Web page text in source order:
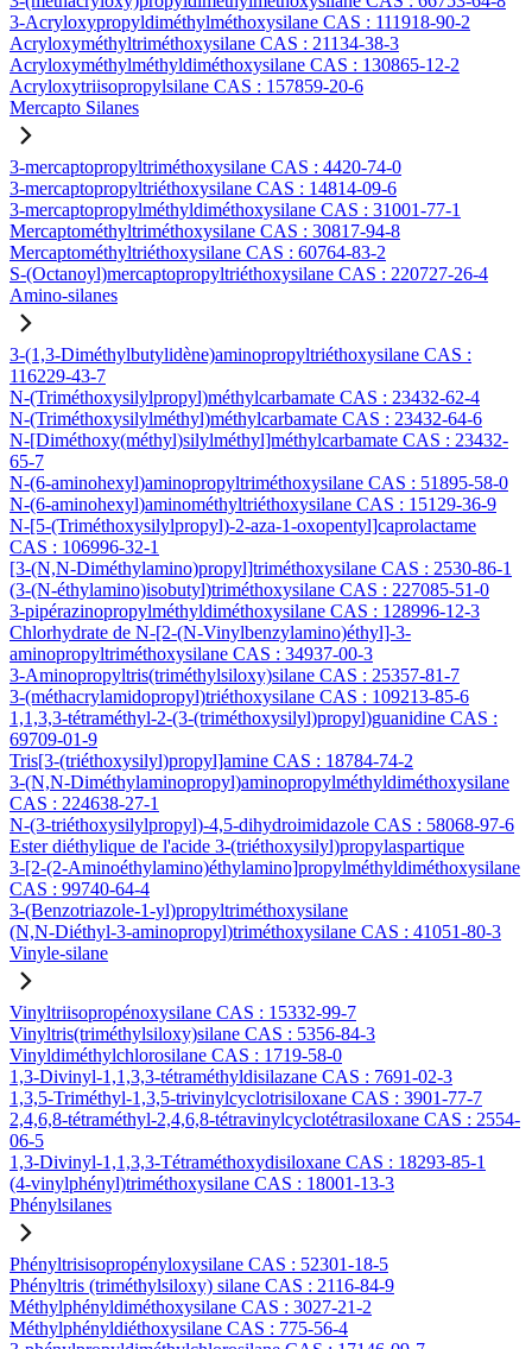
3-Acryloxypropyldiméthylméthoxysilane CAS : 111918-90-2
Acryloxyméthyltriméthoxysilane CAS : 21134-38-3
Acryloxyméthylméthyldiméthoxysilane CAS : 130865-12-2
Acryloxytriisopropylsilane CAS : 157859-20-6
Mercapto Silanes
3-mercaptopropyltriméthoxysilane CAS : 4420-74-0
3-mercaptopropyltriéthoxysilane CAS : 14814-09-6
3-mercaptopropylméthyldiméthoxysilane CAS : 31001-77-1
Mercaptométhyltriméthoxysilane CAS : 30817-94-8
Mercaptométhyltriéthoxysilane CAS : 60764-83-2
S-(Octanoyl)mercaptopropyltriéthoxysilane CAS : 220727-26-4
Amino-silanes
3-(1,3-Diméthylbutylidène)aminopropyltriéthoxysilane CAS :
116229-43-7
N-(Triméthoxysilylpropyl)méthylcarbamate CAS : 23432-62-4
N-(Triméthoxysilylméthyl)méthylcarbamate CAS : 23432-64-6
N-[Diméthoxy(méthyl)silylméthyl]méthylcarbamate CAS : 23432-
65-7
N-(6-aminohexyl)aminopropyltriméthoxysilane CAS : 51895-58-0
N-(6-aminohexyl)aminométhyltriéthoxysilane CAS : 15129-36-9
N-[5-(Triméthoxysilylpropyl)-2-aza-1-oxopentyl]caprolactame
CAS : 106996-32-1
[3-(N,N-Diméthylamino)propyl]triméthoxysilane CAS : 2530-86-1
(3-(N-éthylamino)isobutyl)triméthoxysilane CAS : 227085-51-0
3-pipérazinopropylméthyldiméthoxysilane CAS : 128996-12-3
Chlorhydrate de N-[2-(N-Vinylbenzylamino)éthyl]-3-
aminopropyltriméthoxysilane CAS : 34937-00-3
3-Aminopropyltris(triméthylsiloxy)silane CAS : 25357-81-7
3-(méthacrylamidopropyl)triéthoxysilane CAS : 109213-85-6
1,1,3,3-tétraméthyl-2-(3-(triméthoxysilyl)propyl)guanidine CAS :
69709-01-9
Tris[3-(triéthoxysilyl)propyl]amine CAS : 18784-74-2
3-(N,N-Diméthylaminopropyl)aminopropylméthyldiméthoxysilane
CAS : 224638-27-1
N-(3-triéthoxysilylpropyl)-4,5-dihydroimidazole CAS : 58068-97-6
Ester diéthylique de l'acide 3-(triéthoxysilyl)propylaspartique
3-[2-(2-Aminoéthylamino)éthylamino]propylméthyldiméthoxysilane
CAS : 99740-64-4
3-(Benzotriazole-1-yl)propyltriméthoxysilane
(N,N-Diéthyl-3-aminopropyl)triméthoxysilane CAS : 41051-80-3
Vinyle-silane
Vinyltriisopropénoxysilane CAS : 15332-99-7
Vinyltris(triméthylsiloxy)silane CAS : 5356-84-3
Vinyldiméthylchlorosilane CAS : 1719-58-0
1,3-Divinyl-1,1,3,3-tétraméthyldisilazane CAS : 7691-02-3
1,3,5-Triméthyl-1,3,5-trivinylcyclotrisiloxane CAS : 3901-77-7
2,4,6,8-tétraméthyl-2,4,6,8-tétravinylcyclotétrasiloxane CAS : 2554-
06-5
1,3-Divinyl-1,1,3,3-Tétraméthoxydisiloxane CAS : 18293-85-1
(4-vinylphényl)triméthoxysilane CAS : 18001-13-3
Phénylsilanes
Phényltrisisopropényloxysilane CAS : 52301-18-5
Phényltris (triméthylsiloxy) silane CAS : 2116-84-9
Méthylphényldiméthoxysilane CAS : 3027-21-2
Méthylphényldiéthoxysilane CAS : 775-56-4